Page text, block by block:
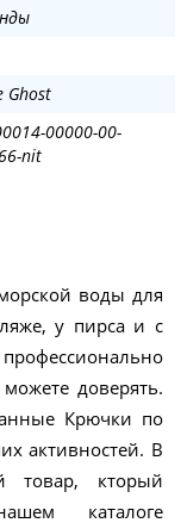
Ghost
00000-00-
nit
воды для
у пирса и с
доверять.
Крючки по
активностей. В
товар, кторый
каталоге